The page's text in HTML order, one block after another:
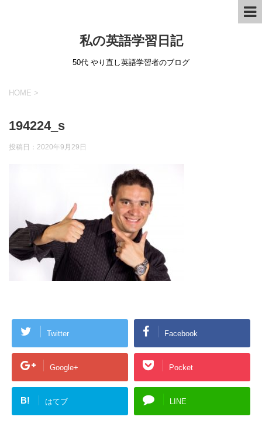
私の英語学習日記
50代 やり直し英語学習者のブログ
HOME >
194224_s
投稿日： 2020年9月29日
Twitter Facebook
Google+ Pocket
B! はてブ LINE